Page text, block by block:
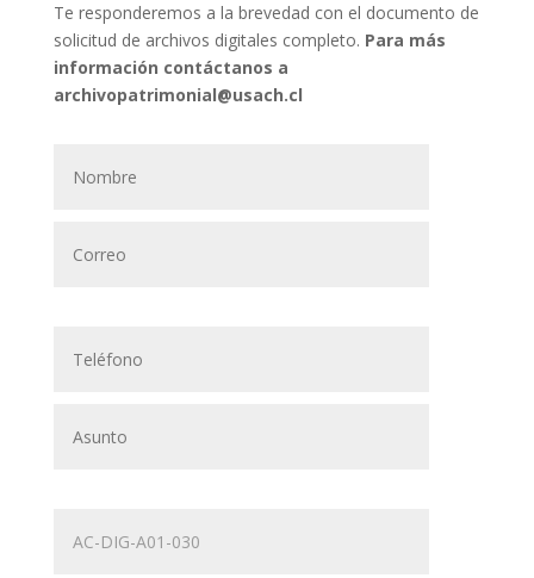
Te responderemos a la brevedad con el documento de
solicitud de archivos digitales completo. Para más
información contáctanos a
archivopatrimonial@usach.cl